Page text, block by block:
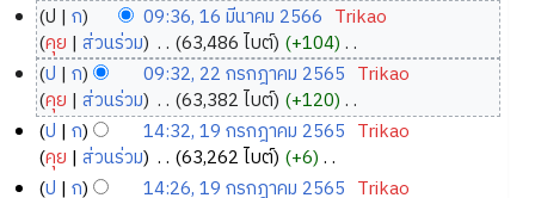
6
น
ค
ป ก 09:36, 16 มีนาคม 2566 Trikao
คุย ส่วนร่วม ‎ 63,486 ไบต์ +104 ‎
ไ
ม่
มี
ค
ว
2
ร
ป ก 09:32, 22 กรกฎาคม 2565 Trikao
คุย ส่วนร่วม ‎ 63,382 ไบต์ +120 ‎
ไ
ม่
มี
9
ป ก 14:32, 19 กรกฎาคม 2565 Trikao
คุย ส่วนร่วม ‎ 63,262 ไบต์ +6 ‎
ไป ก 14:26, 19 กรกฎาคม 2565 Trikao